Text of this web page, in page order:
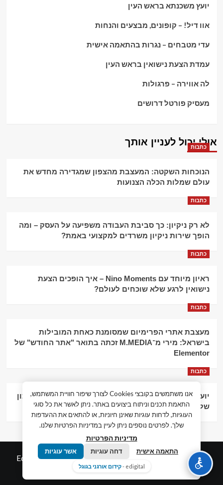
יועץ משכנתא בראש העין
אוו דיל! – קופונים, מבצעים והנחות
עדי מטבחים – נגרות בהתאמה אישית
עמדת הצעת נישואין בראש העין
לה אווירה – פרגולות
מעסיק פורטל דרושים
אולי יכול לעניין אותך
כתבות
הנוכחות השקטה: המעצבת מהצפון שמגדירה מחדש את
עולם שמלות הכלה הצנועות
כתבות
לא רק ניקיון: כך סביבת העבודה משפיעה על העסק – ומה
הופך שירות ניקיון משרדים למקצועי באמת?
כתבות
ראיון מיוחד עם Nino Moments – איך הופכים הצעת
נישואין לרגע שלא שוכחים לעולם?
כתבות
מעצבת אתרי הפרימיום שמסומנת כאחת המובילות
בישראל: מירי מ־M.MEDIA זכתה בתואר "אתר החודש" של
Elementor
כתבות
יועץ עסקי וליווי פיננסי – הדרך לצמיחה כלכלית וניהול נכון
של העסק
© כל הזכויות שמורות חדשות המאה ה-21 |
Edigital.co.ilby
אלימלך דיגיטל.
אנו משתמשים בקובצי Cookies לצורך שיפור חוויית המשתמש,
התאמת תכנים וניתוח ביצועים באתר. ניתן לאשר את כל סוגי
העוגיות, לדחות עוגיות שאינן חיוניות, או להתאים את ההעדפות
שלך. לפרטים נוספים ניתן לעיין במדיניות הפרטיות שלנו.
מדיניות הפרטיות
התאמה אישית דחה עוגיות אשר עוגיות
edigital - קידום אורגני בגוגל